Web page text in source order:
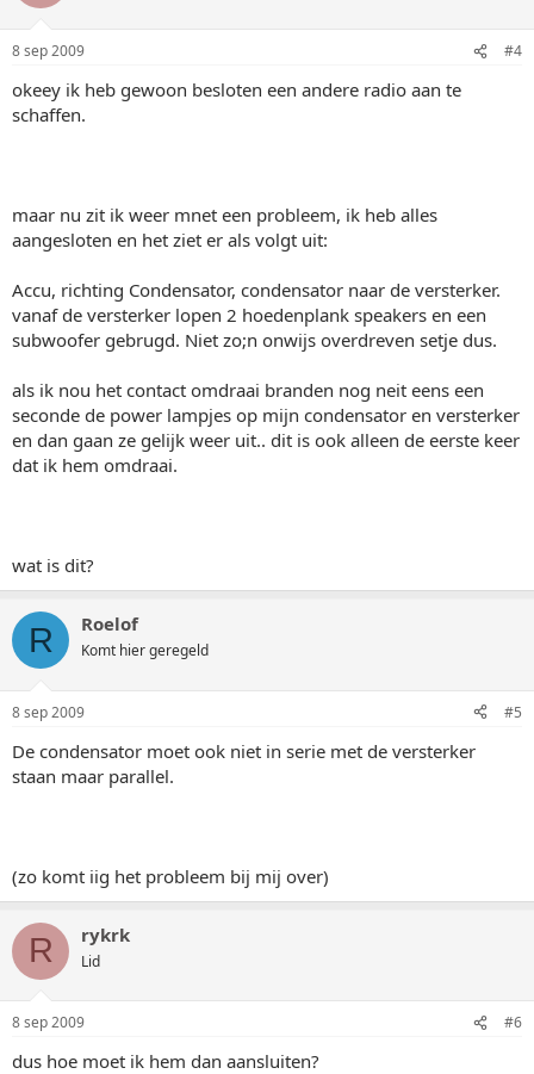
8 sep 2009 #4
okeey ik heb gewoon besloten een andere radio aan te
schaffen.
maar nu zit ik weer mnet een probleem, ik heb alles
aangesloten en het ziet er als volgt uit:
Accu, richting Condensator, condensator naar de versterker.
vanaf de versterker lopen 2 hoedenplank speakers en een
subwoofer gebrugd. Niet zo;n onwijs overdreven setje dus.
als ik nou het contact omdraai branden nog neit eens een
seconde de power lampjes op mijn condensator en versterker
en dan gaan ze gelijk weer uit.. dit is ook alleen de eerste keer
dat ik hem omdraai.
wat is dit?
R Roelof
Komt hier geregeld
8 sep 2009 #5
De condensator moet ook niet in serie met de versterker
staan maar parallel.
(zo komt iig het probleem bij mij over)
R rykrk
Lid
8 sep 2009 #6
dus hoe moet ik hem dan aansluiten?